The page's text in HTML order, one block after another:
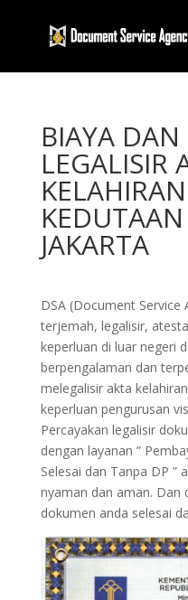
BIAYA DAN
LEGALISIR
JAKARTA
DSA (Document Service
terjemah, legalisir,
keperluan di luar negeri
berpengalaman dan
melegalisir akta
keperluan pengurusan
Percayakan legalisir
dengan layanan ”
Selesai dan Tanpa DP ”
nyaman dan aman. Dan
dokumen anda selesai